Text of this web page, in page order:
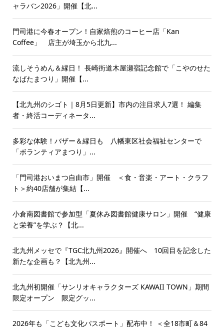
ャラバン2026」開催【北...
門司港に今春オープン！自家焙煎のコーヒー店「Kan
Coffee」 店主が埼玉から北九...
流しそうめん＆縁日！ 長崎街道木屋瀬宿記念館で「こやのせた
なばたまつり」開催【...
【北九州のシゴト｜8月5日更新】市内の注目求人7選！ 編集
者・終活コーディネータ...
多彩な体験！バザー＆縁日も 八幡東区社会福祉センターで
「ボランティアまつり」...
「門司港おいまつ自由市」開催 ＜食・音楽・アート・クラフ
ト＞約40店舗が集結【...
小倉南図書館で参加型「夏休み図書館健康サロン」開催 “健康
と栄養”を学ぶ？【北...
北九州メッセで『TGC北九州2026』開催へ 10回目を記念した
新たな企画も？【北九州...
北九州初開催「サンリオキャラクターズ KAWAII TOWN」期間
限定オープン 限定グッ...
2026年も「こども文化パスポート」配布中！ ＜全18市町＆84